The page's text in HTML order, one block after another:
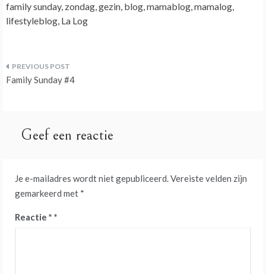
family sunday, zondag, gezin, blog, mamablog, mamalog,
lifestyleblog, La Log
Bericht
Family Sunday #4
Geef een reactie
Je e-mailadres wordt niet gepubliceerd.Vereiste velden zijn
gemarkeerd met *
Reactie *